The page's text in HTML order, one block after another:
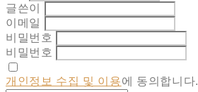
글쓴이
이메일
비밀번호
비밀번호
개인정보 수집 및 이용에 동의합니다.